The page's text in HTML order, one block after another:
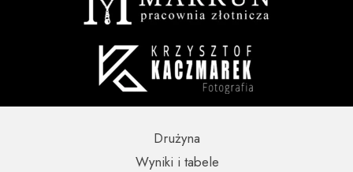
Wyniki i tabele
Drużyna